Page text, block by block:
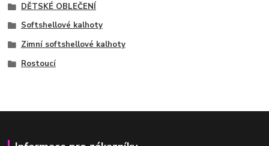
DĚTSKÉ OBLEČENÍ
Softshellové kalhoty
Zimní softshellové kalhoty
Rostoucí